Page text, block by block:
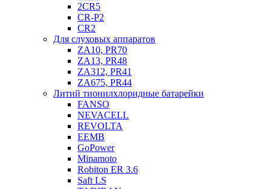
2CR5
CR-P2
CR2
Для слуховых аппаратов
ZA10, PR70
ZA13, PR48
ZA312, PR41
ZA675, PR44
Литий тионилхлоридные батарейки
FANSO
NEVACELL
REVOLTA
EEMB
GoPower
Minamoto
Robiton ER 3.6
Saft LS